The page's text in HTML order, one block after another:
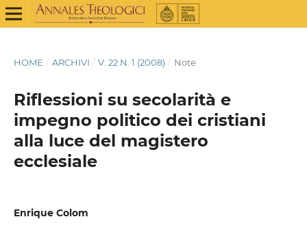
HOME / ARCHIVI / V. 22 N. 1 (2008) / Note
Riflessioni su secolarità e
impegno politico dei cristiani
alla luce del magistero
ecclesiale
Enrique Colom